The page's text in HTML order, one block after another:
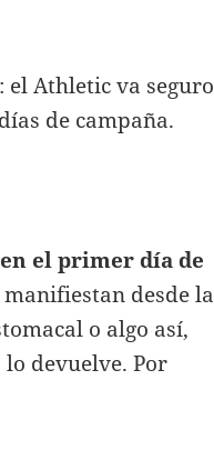
el Athletic va seguro
de campaña.
el primer día de
desde la
o algo así,
devuelve. Por